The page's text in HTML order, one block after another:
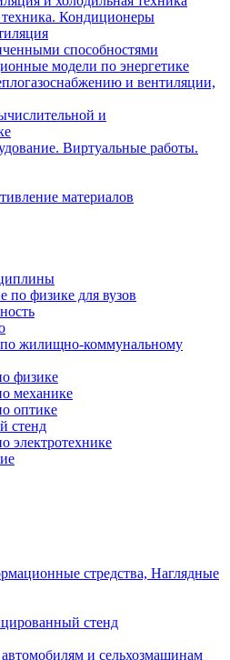
Кондиционеры
способностями
модели по энергетике
и вентиляции,
и
Виртуальные работы.
материалов
по физике для вузов
жилищно-коммунальному
физике
механике
оптике
стенд
электротехнике
стредства, Наглядные
стенд
и сельхозмашинам